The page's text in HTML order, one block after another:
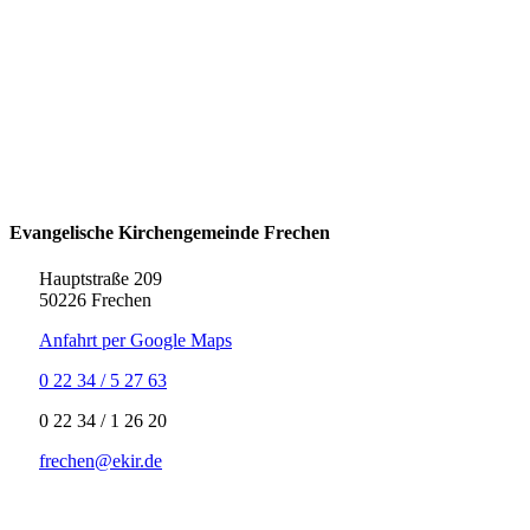
Evangelische Kirchengemeinde Frechen
Hauptstraße 209
50226 Frechen
Anfahrt per Google Maps
0 22 34 / 5 27 63
‍0 22 34 / ‍1 26 20
frechen@ekir.de